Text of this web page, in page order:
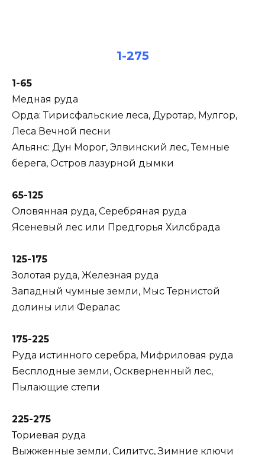
1-275
1-65
Медная руда
Орда: Тирисфальские леса, Дуротар, Мулгор,
Леса Вечной песни
Альянс: Дун Морог, Элвинский лес, Темные
берега, Остров лазурной дымки
65-125
Оловянная руда, Серебряная руда
Ясеневый лес или Предгорья Хилсбрада
125-175
Золотая руда, Железная руда
Западный чумные земли, Мыс Тернистой
долины или Фералас
175-225
Руда истинного серебра, Мифриловая руда
Бесплодные земли, Оскверненный лес,
Пылающие степи
225-275
Ториевая руда
Выжженные земли, Силитус, Зимние ключи